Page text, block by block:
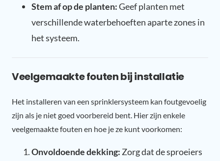
Stem af op de planten:Geef planten met
verschillende waterbehoeften aparte zones in
het systeem.
Veelgemaakte fouten bij installatie
Het installeren van een sprinklersysteem kan foutgevoelig
zijn als je niet goed voorbereid bent. Hier zijn enkele
veelgemaakte fouten en hoe je ze kunt voorkomen:
Onvoldoende dekking: Zorg dat de sproeiers